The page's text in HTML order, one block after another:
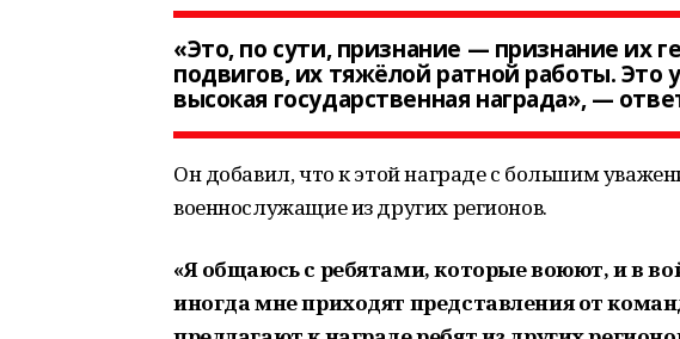
«Это, по сути, признание — признание их
подвигов, их тяжёлой ратной работы. Это
высокая государственная награда», —
Он добавил, что к этой награде с большим
военнослужащие из других регионов.
«Я общаюсь с ребятами, которые воюют, и в
иногда мне приходят представления от